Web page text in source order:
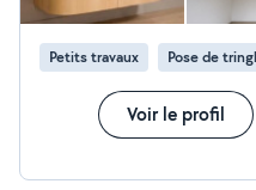
Petits travaux Pose de
Voir le profil